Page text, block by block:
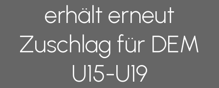
erhält erneut
Zuschlag für DEM
U15-U19